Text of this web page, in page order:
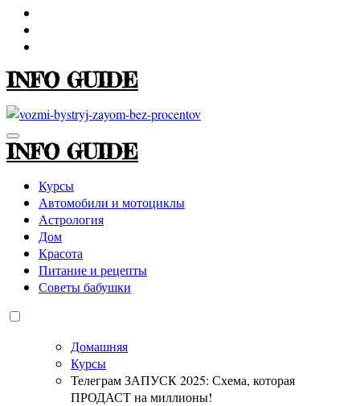
INFO GUIDE
INFO GUIDE
Курсы
Автомобили и мотоциклы
Астрология
Дом
Красота
Питание и рецепты
Советы бабушки
Домашняя
Курсы
Телеграм ЗАПУСК 2025: Схема, которая
ПРОДАСТ на миллионы!